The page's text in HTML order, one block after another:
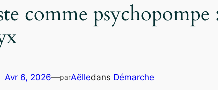
comme
Avr 6, 2026—parAëlledans Démarche